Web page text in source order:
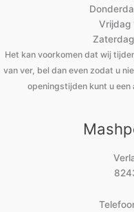
Vrijdag
Het kan voorkomen dat wij
van ver, bel dan even zodat u
openingstijden kunt u een